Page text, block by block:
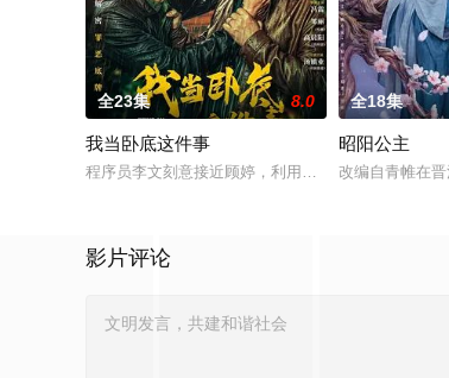
全23集 8.0
我当卧底这件事
程序员李文刻意接近顾婷，利用顾炎女儿奴的属性，
全18集
昭阳公主
改编自青帷在
影片评论